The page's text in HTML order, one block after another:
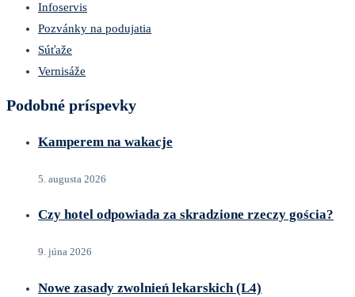
Infoservis
Pozvánky na podujatia
Súťaže
Vernisáže
Podobné príspevky
Kamperem na wakacje
5. augusta 2026
Czy hotel odpowiada za skradzione rzeczy gościa?
9. júna 2026
Nowe zasady zwolnień lekarskich (L4)